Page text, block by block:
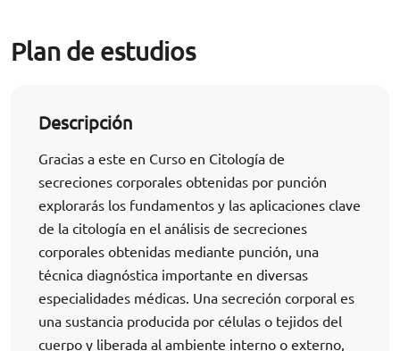
Plan de estudios
Descripción
Gracias a este en Curso en Citología de
secreciones corporales obtenidas por punción
explorarás los fundamentos y las aplicaciones clave
de la citología en el análisis de secreciones
corporales obtenidas mediante punción, una
técnica diagnóstica importante en diversas
especialidades médicas. Una secreción corporal es
una sustancia producida por células o tejidos del
cuerpo y liberada al ambiente interno o externo,